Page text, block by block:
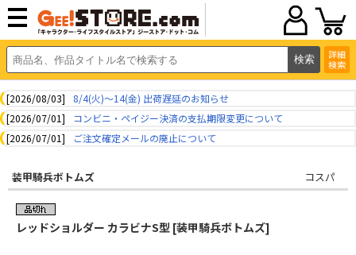
詳細
検索
[2026/08/03]
8/4(火)～14(金) 出荷遅延のお知らせ
[2026/07/01]
コンビニ・ペイジー決済の支払期限変更について
[2026/07/01]
ご注文確定メールの廃止について
装甲騎兵ボトムズ コスパ
レッドショルダー カラビナS型 [装甲騎兵ボトムズ]